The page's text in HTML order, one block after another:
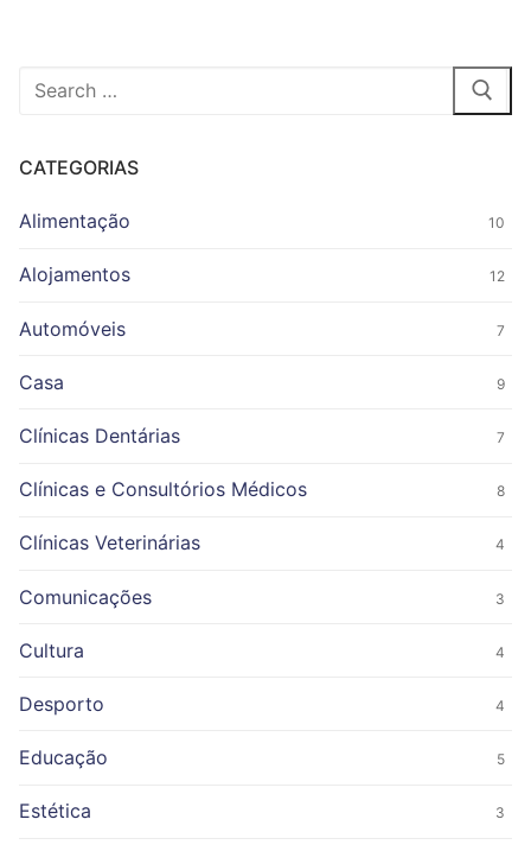
Pesquisar
CATEGORIAS
Alimentação 10
Alojamentos 12
Automóveis 7
Casa 9
Clínicas Dentárias 7
Clínicas e Consultórios Médicos 8
Clínicas Veterinárias 4
Comunicações 3
Cultura 4
Desporto 4
Educação 5
Estética 3